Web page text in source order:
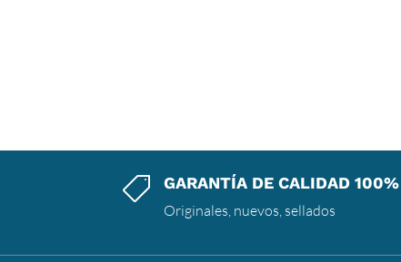
 GARANTÍA DE CALIDAD 100%
Originales, nuevos, sellados